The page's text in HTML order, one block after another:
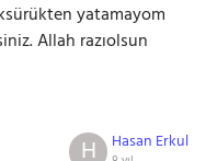
yatamayom
Allah razıolsun
Hasan Erkul
H